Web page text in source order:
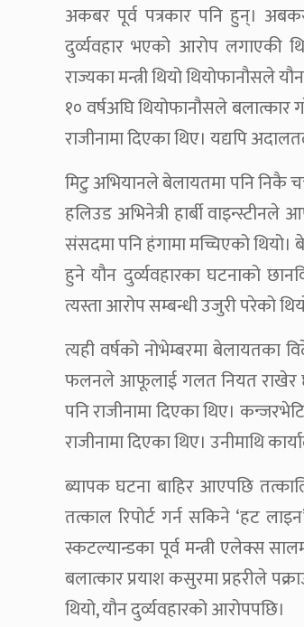
अकबर पूर्व पत्रकार पनि हुन्।
दुर्व्यवहार भएको आरोप लगाएकी
राज्यका मन्त्री थियो थियोफानौसले
१० वर्षअघि थियोफानौसले
राजीनामा दिएका थिए। यद्यपि
मिटु अभियानले बेलायतमा पनि निकै
हलिउड अभिनेत्री हार्बी
संसदमा पनि हंगामा मच्चिएको थियो।
हुने यौन दुर्व्यवहारका घटनाको
त्यस्ता आरोप सम्बन्धी उजुरी परेको
त्यही वर्षको नोभेम्बरमा बेलायतका
फलनले आफूलाई गलत नियत राखेर
पनि राजीनामा दिएका थिए।
राजीनामा दिएका थिए। उनीमाथि
ब्यापक घटना बाहिर आएपछि
तत्काल रिपोर्ट गर्न सकिने ‘हट
स्कटल्यान्डका पूर्व मन्त्री एलेक्स
बलात्कार प्रयाश कसुरमा प्रहरीले
थियो, यौन दुर्व्यवहारको आरोपपछि।